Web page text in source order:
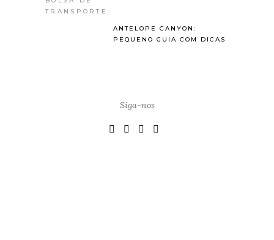
ANTELOPE CANYON:
PEQUENO GUIA COM DICAS
Siga-nos